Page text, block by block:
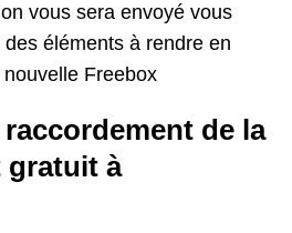
vous sera envoyé vous
éléments à rendre en
Freebox
de la
gratuit à